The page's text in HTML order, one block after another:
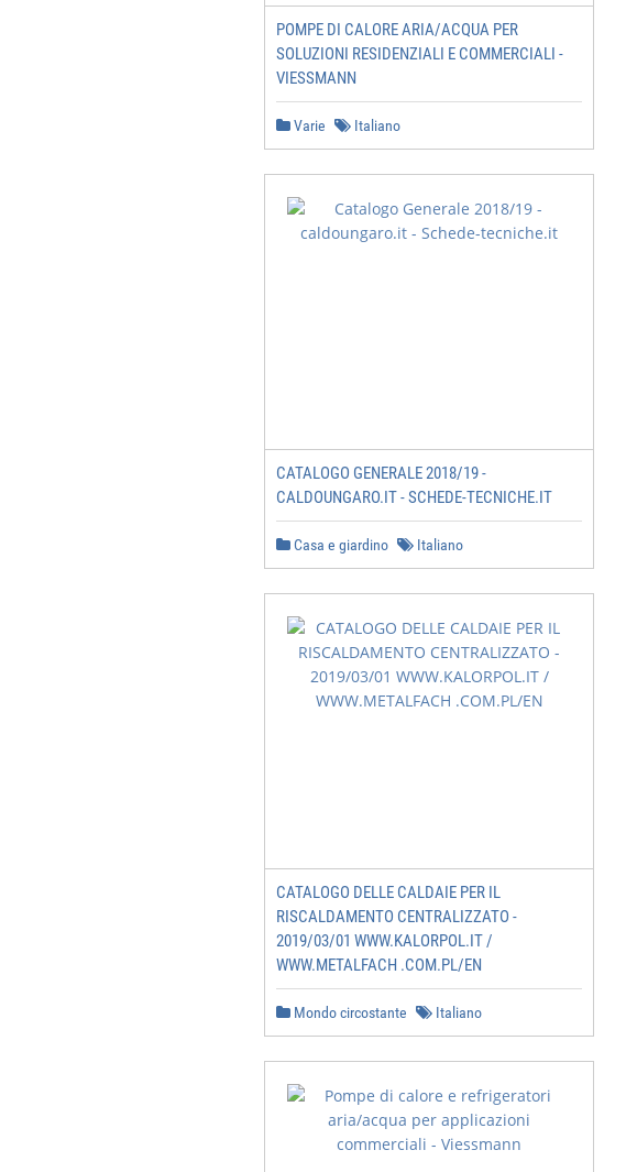
POMPE DI CALORE ARIA/ACQUA PER
SOLUZIONI RESIDENZIALI E COMMERCIALI -
VIESSMANN
Varie Italiano
CATALOGO GENERALE 2018/19 -
CALDOUNGARO.IT - SCHEDE-TECNICHE.IT
Casa e giardino Italiano
CATALOGO DELLE CALDAIE PER IL
RISCALDAMENTO CENTRALIZZATO -
2019/03/01 WWW.KALORPOL.IT /
WWW.METALFACH .COM.PL/EN
Mondo circostante Italiano